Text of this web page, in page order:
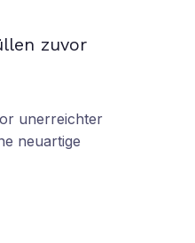
zuvor
unerreichter
neuartige